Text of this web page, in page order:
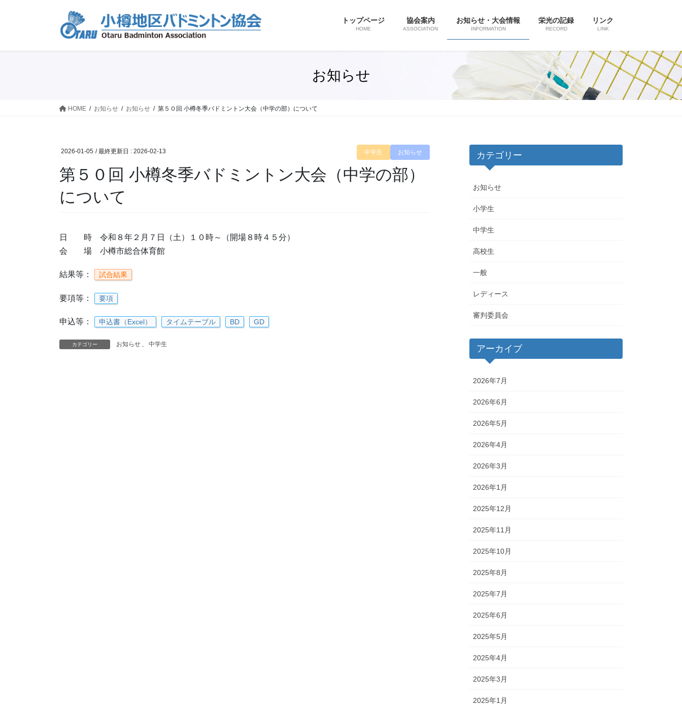
トップページ
HOME
協会案内
ASSOCIATION
お知らせ・大会情報
INFORMATION
栄光の記録
RECORD
リンク
LINK
お知らせ
HOME お知らせ お知らせ 第５０回 小樽冬季バドミントン大会（中学の部）について
2026-01-05 / 最終更新日 : 2026-02-13 お知らせ
中学生
第５０回 小樽冬季バドミントン大会（中学の部）
について
日 時 令和８年２月７日（土）１０時～（開場８時４５分）
会 場 小樽市総合体育館
結果等： 試合結果
要項等： 要項
申込等： 申込書（Excel） タイムテーブル BD GD
カテゴリー お知らせ 、 中学生
カテゴリー
お知らせ
小学生
中学生
高校生
一般
レディース
審判委員会
アーカイブ
2026年7月
2026年6月
2026年5月
2026年4月
2026年3月
2026年1月
2025年12月
2025年11月
2025年10月
2025年8月
2025年7月
2025年6月
2025年5月
2025年4月
2025年3月
2025年1月